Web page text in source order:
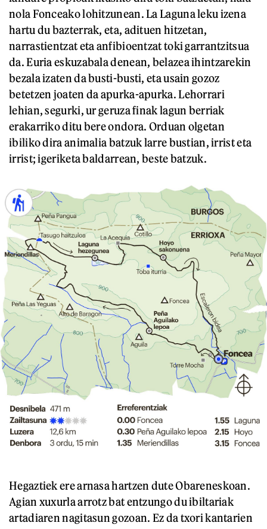
nola Fonceako lohitzunean. La Laguna leku izena
hartu du bazterrak, eta, adituen hitzetan,
narrastientzat eta anfibioentzat toki garrantzitsua
da. Euria eskuzabala denean, belazea ihintzarekin
bezala izaten da busti-busti, eta usain gozoz
betetzen joaten da apurka-apurka. Lehorrari
lehian, segurki, ur geruza finak lagun berriak
erakarriko ditu bere ondora. Orduan olgetan
ibiliko dira animalia batzuk larre bustian, irrist eta
irrist; igeriketa baldarrean, beste batzuk.
Hegaztiek ere arnasa hartzen dute Obareneskoan.
Agian xuxurla arrotz bat entzungo du ibiltariak
artadiaren nagitasun gozoan. Ez da txori kantarien